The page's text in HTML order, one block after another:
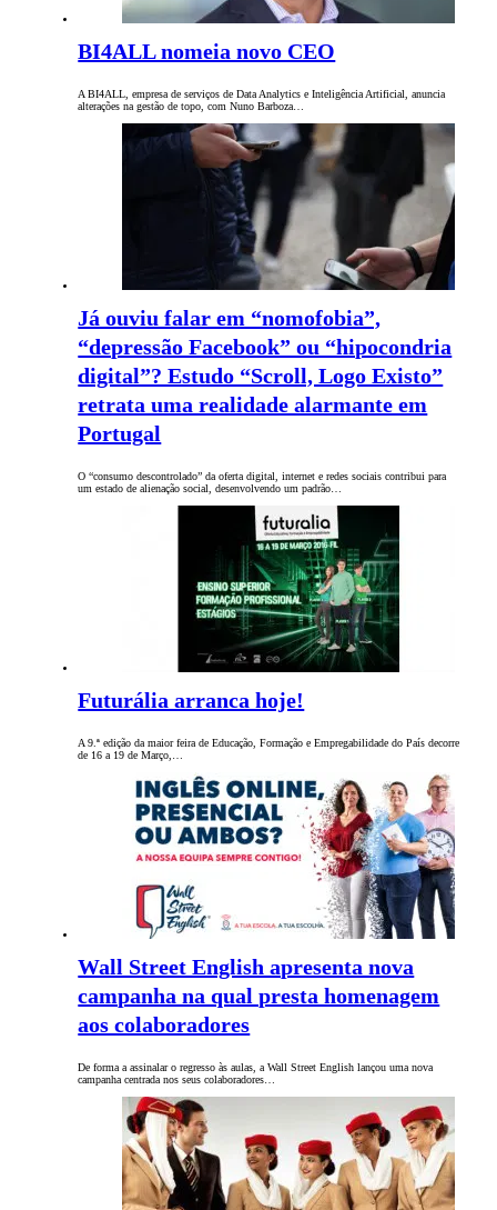
BI4ALL nomeia novo CEO
A BI4ALL, empresa de serviços de Data Analytics e Inteligência Artificial, anuncia
alterações na gestão de topo, com Nuno Barboza…
Já ouviu falar em “nomofobia”,
“depressão Facebook” ou “hipocondria
digital”? Estudo “Scroll, Logo Existo”
retrata uma realidade alarmante em
Portugal
O “consumo descontrolado” da oferta digital, internet e redes sociais contribui para
um estado de alienação social, desenvolvendo um padrão…
Futurália arranca hoje!
A 9.ª edição da maior feira de Educação, Formação e Empregabilidade do País decorre
de 16 a 19 de Março,…
Wall Street English apresenta nova
campanha na qual presta homenagem
aos colaboradores
De forma a assinalar o regresso às aulas, a Wall Street English lançou uma nova
campanha centrada nos seus colaboradores…